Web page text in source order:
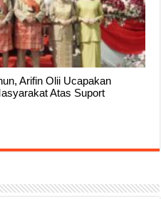
Arifin Olii Ucapakan
Atas Suport